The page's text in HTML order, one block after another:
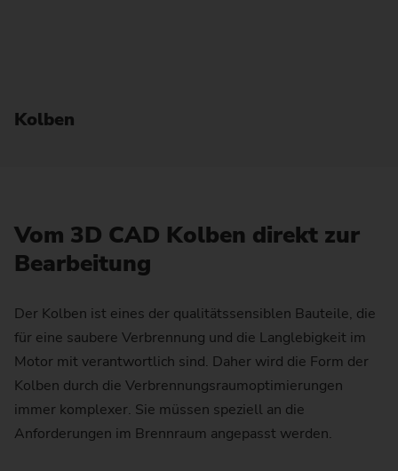
Kolben
Vom 3D CAD Kolben direkt zur
Bearbeitung
Der Kolben ist eines der qualitätssensiblen Bauteile, die
für eine saubere Verbrennung und die Langlebigkeit im
Motor mit verantwortlich sind. Daher wird die Form der
Kolben durch die Verbrennungsraumoptimierungen
immer komplexer. Sie müssen speziell an die
Anforderungen im Brennraum angepasst werden.